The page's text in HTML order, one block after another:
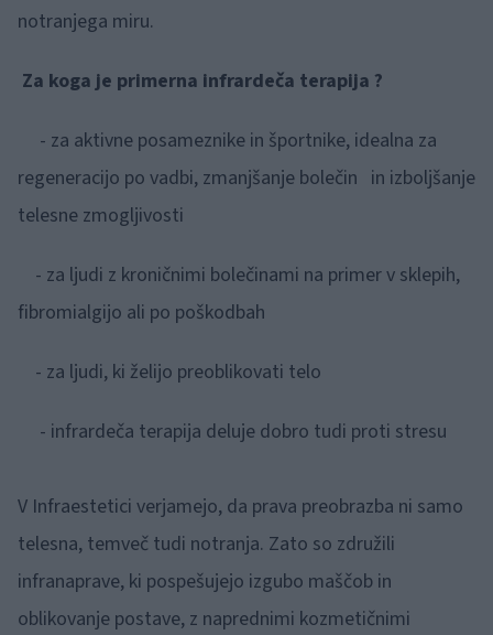
notranjega miru.
Za koga je primerna infrardeča terapija ?
- za aktivne posameznike in športnike, idealna za
regeneracijo po vadbi, zmanjšanje bolečin in izboljšanje
telesne zmogljivosti
- za ljudi z kroničnimi bolečinami na primer v sklepih,
fibromialgijo ali po poškodbah
- za ljudi, ki želijo preoblikovati telo
- infrardeča terapija deluje dobro tudi proti stresu
V Infraestetici verjamejo, da prava preobrazba ni samo
telesna, temveč tudi notranja. Zato so združili
infranaprave, ki pospešujejo izgubo maščob in
oblikovanje postave, z naprednimi kozmetičnimi